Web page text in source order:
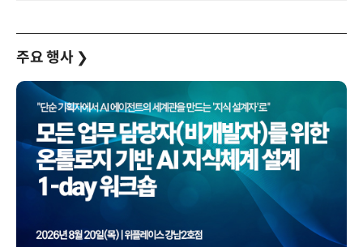
주요 행사 ❯